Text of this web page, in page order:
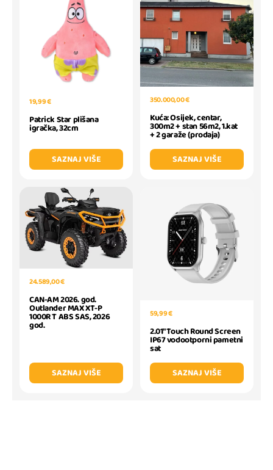
19,99 €
Patrick Star plišana
igračka, 32cm
SAZNAJ VIŠE
350.000,00 €
Kuća: Osijek, centar,
300m2 + stan 56m2, 1.kat
+ 2 garaže (prodaja)
SAZNAJ VIŠE
24.589,00 €
CAN-AM 2026. god.
Outlander MAX XT-P
1000R T ABS SAS, 2026
god.
SAZNAJ VIŠE
59,99 €
2.01" Touch Round Screen
IP67 vodootporni pametni
sat
SAZNAJ VIŠE